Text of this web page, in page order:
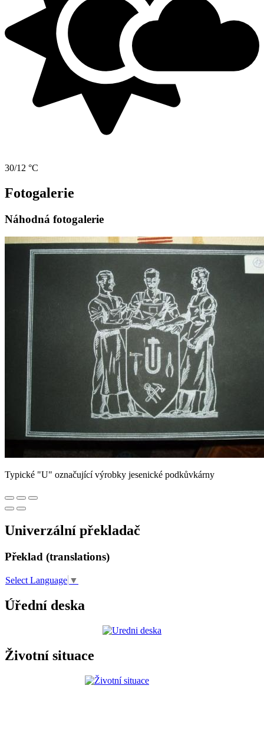
30/12 °C
Fotogalerie
Náhodná fotogalerie
Typické "U" označující výrobky jesenické podkůvkárny
Univerzální překladač
Překlad (translations)
Select Language ▼
Úřední deska
Životní situace